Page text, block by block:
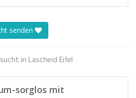
senden
sucht in Lascheid Eifel
sorglos mit